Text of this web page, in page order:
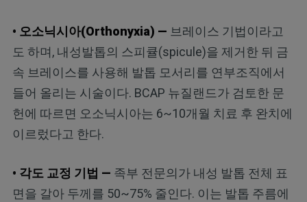
• 오소닉시아(Orthonyxia) — 브레이스 기법이라고
도 하며, 내성발톱의 스피큘(spicule)을 제거한 뒤 금
속 브레이스를 사용해 발톱 모서리를 연부조직에서
들어 올리는 시술이다. BCAP 뉴질랜드가 검토한 문
헌에 따르면 오소닉시아는 6~10개월 치료 후 완치에
이르렀다고 한다.
• 각도 교정 기법 — 족부 전문의가 내성 발톱 전체 표
면을 갈아 두께를 50~75% 줄인다. 이는 발톱 주름에